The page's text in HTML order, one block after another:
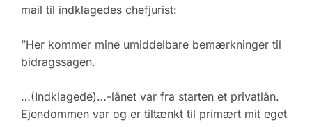
mail til indklagedes chefjurist:
”Her kommer mine umiddelbare bemærkninger til
bidragssagen.
…(Indklagede)…-lånet var fra starten et privatlån.
Ejendommen var og er tiltænkt til primært mit eget